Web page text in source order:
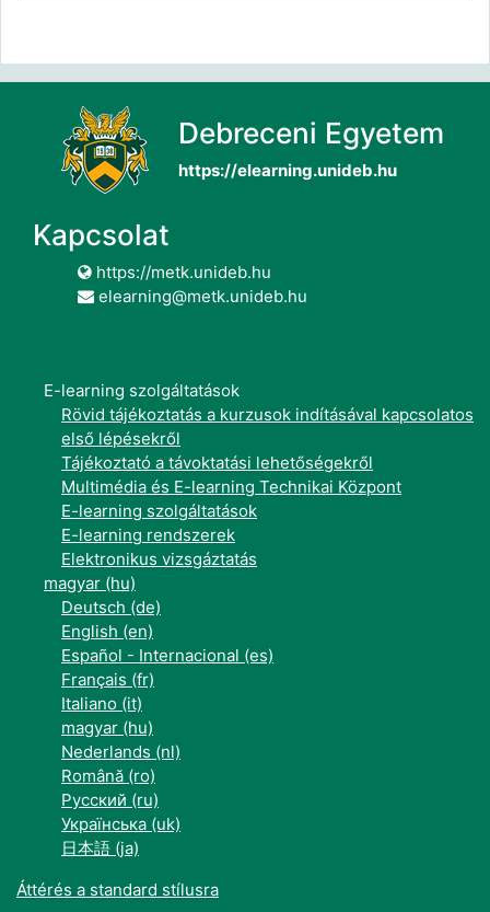
Debreceni Egyetem
https://elearning.unideb.hu
Kapcsolat
https://metk.unideb.hu
elearning@metk.unideb.hu
E-learning szolgáltatások
Rövid tájékoztatás a kurzusok indításával kapcsolatos
első lépésekről
Tájékoztató a távoktatási lehetőségekről
Multimédia és E-learning Technikai Központ
E-learning szolgáltatások
E-learning rendszerek
Elektronikus vizsgáztatás
magyar ‎(hu)‎
Deutsch ‎(de)‎
English ‎(en)‎
Español - Internacional ‎(es)‎
Français ‎(fr)‎
Italiano ‎(it)‎
magyar ‎(hu)‎
Nederlands ‎(nl)‎
Română ‎(ro)‎
Русский ‎(ru)‎
Українська ‎(uk)‎
日本語 ‎(ja)‎
Áttérés a standard stílusra